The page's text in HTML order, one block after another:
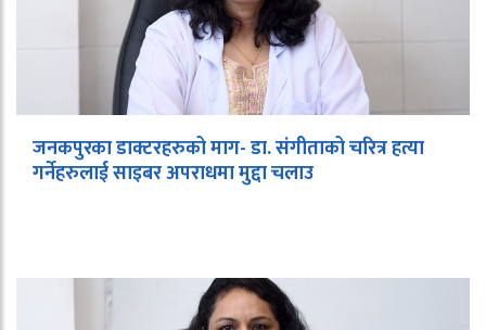
जनकपुरका डाक्टरहरुको माग- डा. संगीताको चरित्र हत्या
गर्नेहरुलाई साइबर अपराधमा मुद्दा चलाउ